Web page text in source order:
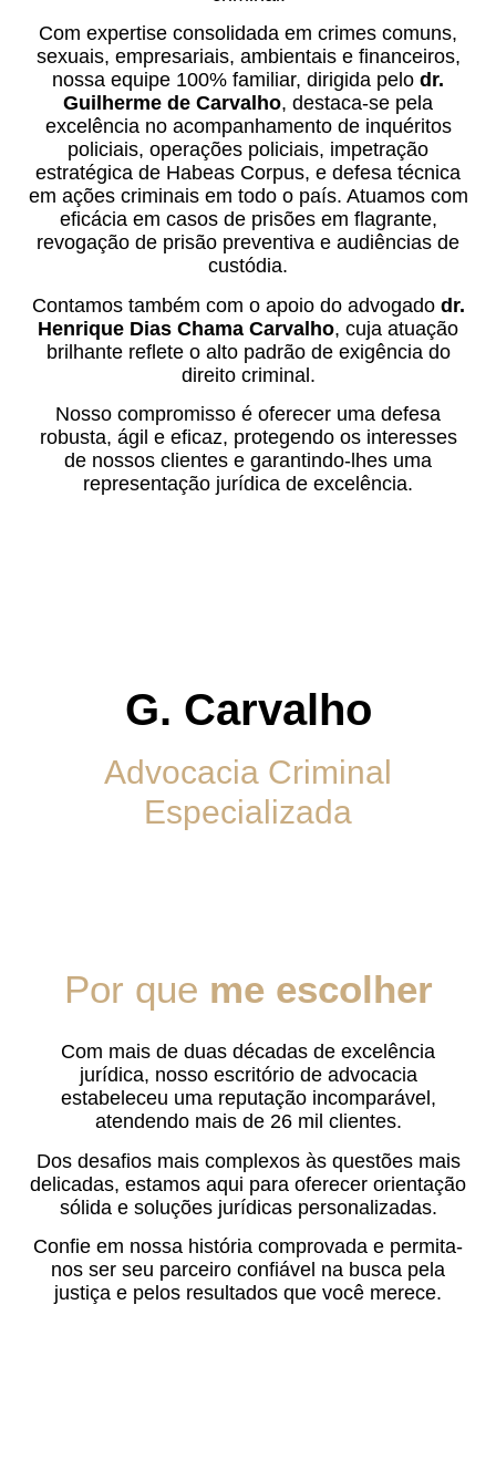
Com expertise consolidada em crimes comuns,
sexuais, empresariais, ambientais e financeiros,
nossa equipe 100% familiar, dirigida pelo dr.
Guilherme de Carvalho, destaca-se pela
excelência no acompanhamento de inquéritos
policiais, operações policiais, impetração
estratégica de Habeas Corpus, e defesa técnica
em ações criminais em todo o país. Atuamos com
eficácia em casos de prisões em flagrante,
revogação de prisão preventiva e audiências de
custódia.
Contamos também com o apoio do advogado dr.
Henrique Dias Chama Carvalho, cuja atuação
brilhante reflete o alto padrão de exigência do
direito criminal.
Nosso compromisso é oferecer uma defesa
robusta, ágil e eficaz, protegendo os interesses
de nossos clientes e garantindo-lhes uma
representação jurídica de excelência.
G. Carvalho
Advocacia Criminal
Especializada
Por que me escolher
Com mais de duas décadas de excelência
jurídica, nosso escritório de advocacia
estabeleceu uma reputação incomparável,
atendendo mais de 26 mil clientes.
Dos desafios mais complexos às questões mais
delicadas, estamos aqui para oferecer orientação
sólida e soluções jurídicas personalizadas.
Confie em nossa história comprovada e permita-
nos ser seu parceiro confiável na busca pela
justiça e pelos resultados que você merece.